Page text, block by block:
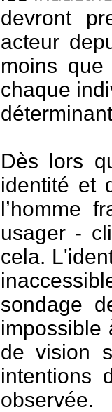
devront
acteur
moins
chaque
Dès lors
identité et
l’homme
usager -
cela.
sondage
impossible
de vision
intentions
observée.